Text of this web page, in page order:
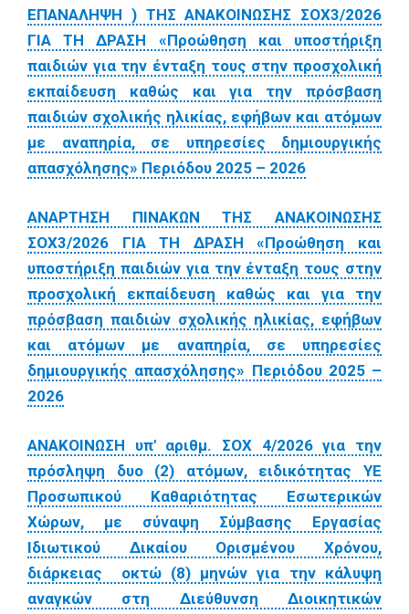
ΕΠΑΝΑΛΗΨΗ ) ΤΗΣ ΑΝΑΚΟΙΝΩΣΗΣ ΣΟΧ3/2026
ΓΙΑ ΤΗ ΔΡΑΣΗ «Προώθηση και υποστήριξη
παιδιών για την ένταξη τους στην προσχολική
εκπαίδευση καθώς και για την πρόσβαση
παιδιών σχολικής ηλικίας, εφήβων και ατόμων
με αναπηρία, σε υπηρεσίες δημιουργικής
απασχόλησης» Περιόδου 2025 – 2026
ΑΝΑΡΤΗΣΗ ΠΙΝΑΚΩΝ ΤΗΣ ΑΝΑΚΟΙΝΩΣΗΣ
ΣΟΧ3/2026 ΓΙΑ ΤΗ ΔΡΑΣΗ «Προώθηση και
υποστήριξη παιδιών για την ένταξη τους στην
προσχολική εκπαίδευση καθώς και για την
πρόσβαση παιδιών σχολικής ηλικίας, εφήβων
και ατόμων με αναπηρία, σε υπηρεσίες
δημιουργικής απασχόλησης» Περιόδου 2025 –
2026
ΑΝΑΚΟΙΝΩΣΗ υπ' αριθμ. ΣΟΧ 4/2026 για την
πρόσληψη δυο (2) ατόμων, ειδικότητας ΥΕ
Προσωπικού Καθαριότητας Εσωτερικών
Χώρων, με σύναψη Σύμβασης Εργασίας
Ιδιωτικού Δικαίου Ορισμένου Χρόνου,
διάρκειας οκτώ (8) μηνών για την κάλυψη
αναγκών στη Διεύθυνση Διοικητικών